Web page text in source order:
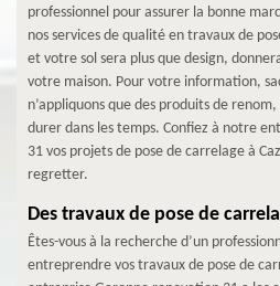
professionnel pour assurer la bonne
nos services de qualité en travaux de
et votre sol sera plus que design,
votre maison. Pour votre information,
n’appliquons que des produits de
durer dans les temps. Confiez à notre
31 vos projets de pose de carrelage à
regretter.
Des travaux de pose de
Êtes-vous à la recherche d’un
entreprendre vos travaux de pose de